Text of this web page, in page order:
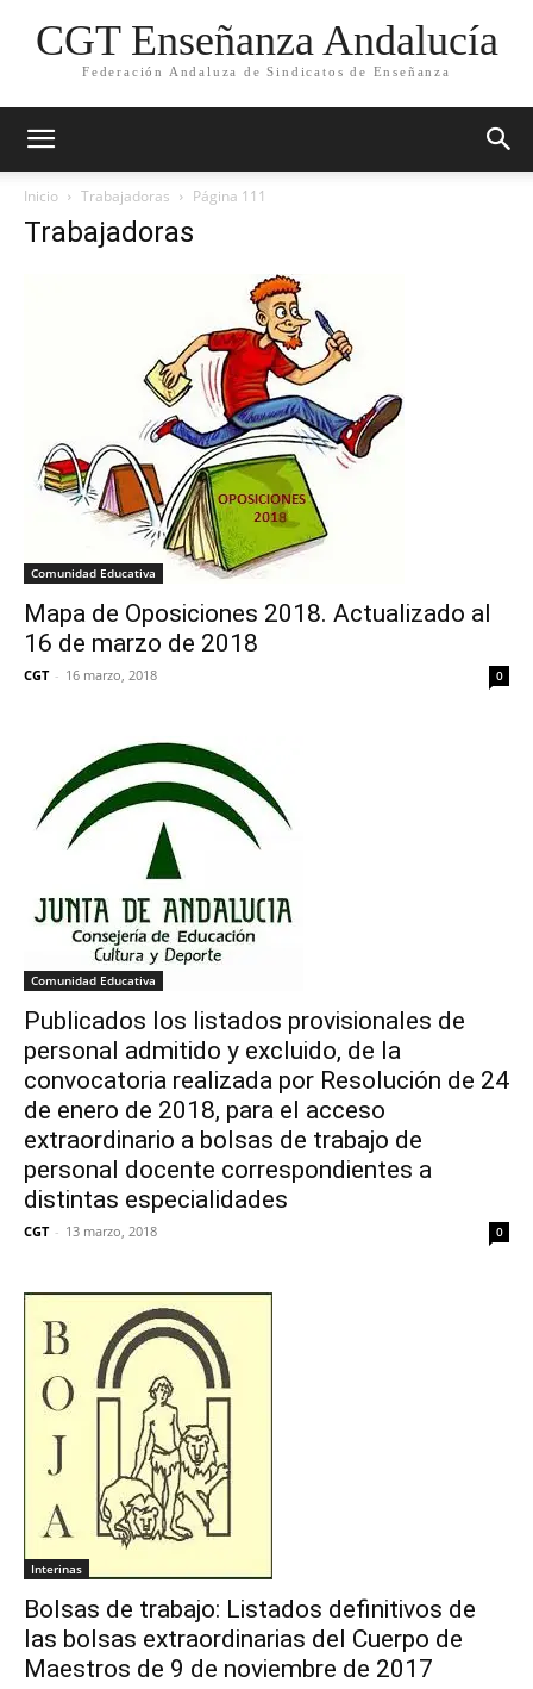
CGT Enseñanza Andalucía
Federación Andaluza de Sindicatos de Enseñanza
Inicio Trabajadoras Página 111
Trabajadoras
Comunidad Educativa
Mapa de Oposiciones 2018. Actualizado al
16 de marzo de 2018
CGT - 16 marzo, 2018 0
Comunidad Educativa
Publicados los listados provisionales de
personal admitido y excluido, de la
convocatoria realizada por Resolución de 24
de enero de 2018, para el acceso
extraordinario a bolsas de trabajo de
personal docente correspondientes a
distintas especialidades
CGT - 13 marzo, 2018 0
Interinas
Bolsas de trabajo: Listados definitivos de
las bolsas extraordinarias del Cuerpo de
Maestros de 9 de noviembre de 2017